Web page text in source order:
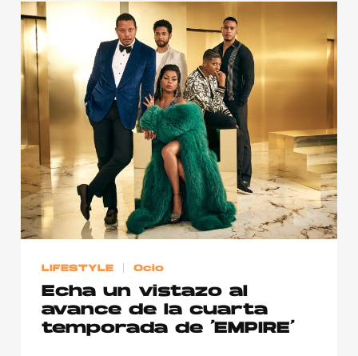
LIFESTYLE Ocio
Echa un vistazo al
avance de la cuarta
temporada de ‘EMPIRE’